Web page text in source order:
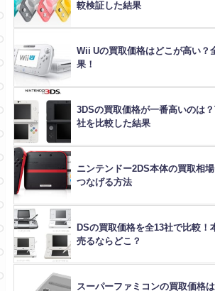
較検証した結果
Wii Uの買取価格はどこが高い？
果！
3DSの買取価格が一番高いのは
社を比較した結果
ニンテンドー2DS本体の買取相
つなげる方法
DSの買取価格を全13社で比較！
売るならどこ？
スーパーファミコンの買取価格